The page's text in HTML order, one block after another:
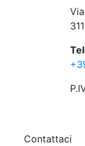
Contattaci